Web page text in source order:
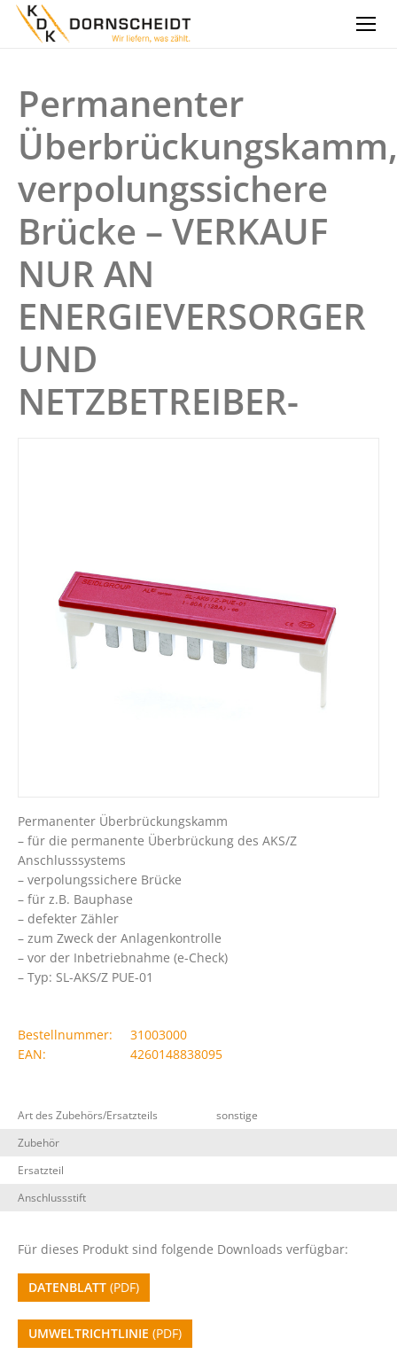
Permanenter
Überbrückungskamm,
verpolungssichere
Brücke – VERKAUF
NUR AN
ENERGIEVERSORGER
UND
NETZBETREIBER-
Permanenter Überbrückungskamm
– für die permanente Überbrückung des AKS/Z
Anschlusssystems
– verpolungssichere Brücke
– für z.B. Bauphase
– defekter Zähler
– zum Zweck der Anlagenkontrolle
– vor der Inbetriebnahme (e-Check)
– Typ: SL-AKS/Z PUE-01
Bestellnummer:
31003000
EAN:
4260148838095
Art des Zubehörs/Ersatzteils
sonstige
Zubehör
Ersatzteil
Anschlussstift
Für dieses Produkt sind folgende Downloads verfügbar:
DATENBLATT (PDF)
UMWELTRICHTLINIE (PDF)